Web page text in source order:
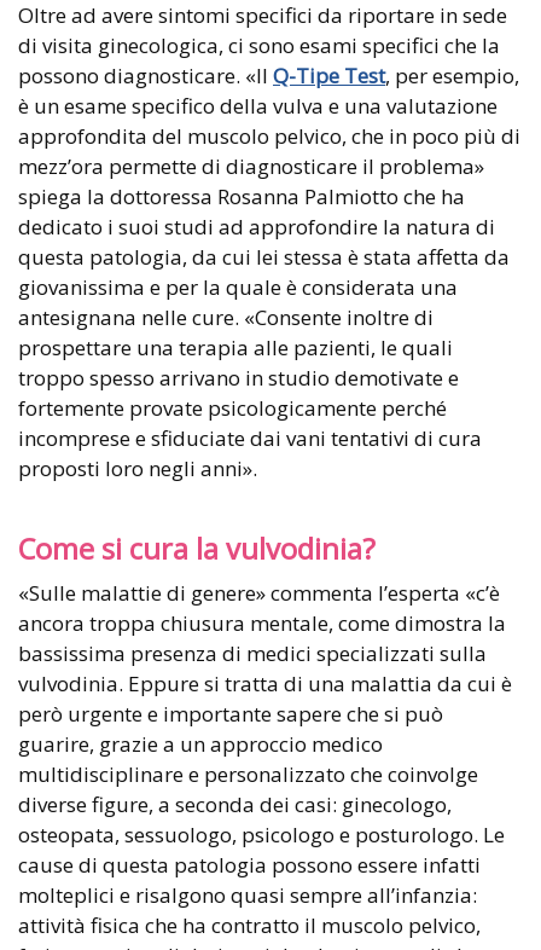
Oltre ad avere sintomi specifici da riportare in sede
di visita ginecologica, ci sono esami specifici che la
possono diagnosticare. «Il Q-Tipe Test, per esempio,
è un esame specifico della vulva e una valutazione
approfondita del muscolo pelvico, che in poco più di
mezz’ora permette di diagnosticare il problema»
spiega la dottoressa Rosanna Palmiotto che ha
dedicato i suoi studi ad approfondire la natura di
questa patologia, da cui lei stessa è stata affetta da
giovanissima e per la quale è considerata una
antesignana nelle cure. «Consente inoltre di
prospettare una terapia alle pazienti, le quali
troppo spesso arrivano in studio demotivate e
fortemente provate psicologicamente perché
incomprese e sfiduciate dai vani tentativi di cura
proposti loro negli anni».
Come si cura la vulvodinia?
«Sulle malattie di genere» commenta l’esperta «c’è
ancora troppa chiusura mentale, come dimostra la
bassissima presenza di medici specializzati sulla
vulvodinia. Eppure si tratta di una malattia da cui è
però urgente e importante sapere che si può
guarire, grazie a un approccio medico
multidisciplinare e personalizzato che coinvolge
diverse figure, a seconda dei casi: ginecologo,
osteopata, sessuologo, psicologo e posturologo. Le
cause di questa patologia possono essere infatti
molteplici e risalgono quasi sempre all’infanzia:
attività fisica che ha contratto il muscolo pelvico,